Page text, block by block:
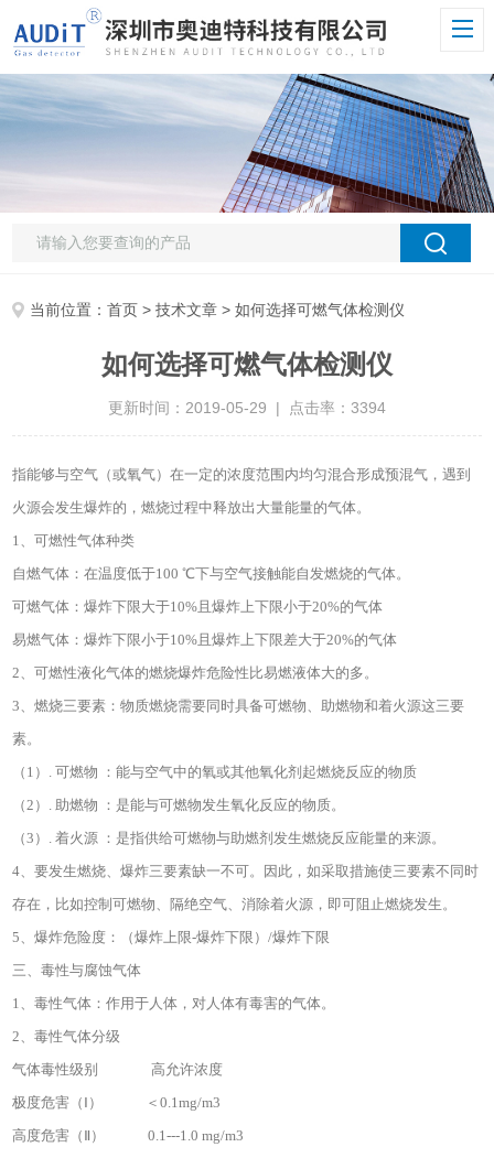
当前位置：首页 >技术文章 > 如何选择可燃气体检测仪
如何选择可燃气体检测仪
更新时间：2019-05-29 | 点击率：3394
指能够与空气（或氧气）在一定的浓度范围内均匀混合形成预混气，遇到
火源会发生爆炸的，燃烧过程中释放出大量能量的气体。
1、可燃性气体种类
自燃气体：在温度低于100 ℃下与空气接触能自发燃烧的气体。
可燃气体：爆炸下限大于10%且爆炸上下限小于20%的气体
易燃气体：爆炸下限小于10%且爆炸上下限差大于20%的气体
2、可燃性液化气体的燃烧爆炸危险性比易燃液体大的多。
3、燃烧三要素：物质燃烧需要同时具备可燃物、助燃物和着火源这三要
素。
（1）. 可燃物 ：能与空气中的氧或其他氧化剂起燃烧反应的物质
（2）. 助燃物 ：是能与可燃物发生氧化反应的物质。
（3）. 着火源 ：是指供给可燃物与助燃剂发生燃烧反应能量的来源。
4、要发生燃烧、爆炸三要素缺一不可。因此，如采取措施使三要素不同时
存在，比如控制可燃物、隔绝空气、消除着火源，即可阻止燃烧发生。
5、爆炸危险度：（爆炸上限-爆炸下限）/爆炸下限
三、毒性与腐蚀气体
1、毒性气体：作用于人体，对人体有毒害的气体。
2、毒性气体分级
气体毒性级别 高允许浓度
极度危害（Ⅰ） ＜0.1mg/m3
高度危害（Ⅱ） 0.1---1.0 mg/m3